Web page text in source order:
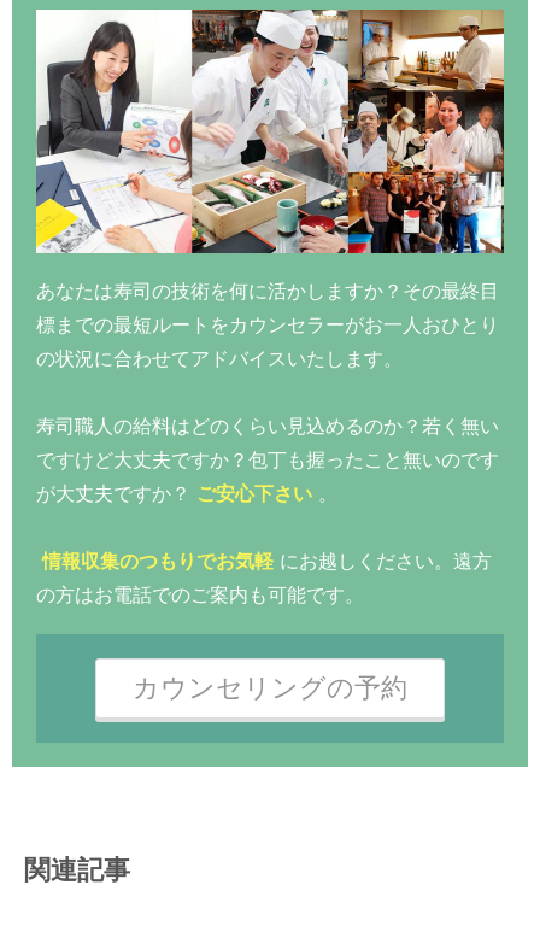
あなたは寿司の技術を何に活かしますか？その最終目
標までの最短ルートをカウンセラーがお一人おひとり
の状況に合わせてアドバイスいたします。
寿司職人の給料はどのくらい見込めるのか？若く無い
ですけど大丈夫ですか？包丁も握ったこと無いのです
が大丈夫ですか？
ご安心下さい 。
情報収集のつもりでお気軽 にお越しください。遠方
の方はお電話でのご案内も可能です。
カウンセリングの予約
関連記事